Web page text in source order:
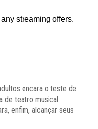
encara o teste de
de teatro musical
enfim, alcançar seus